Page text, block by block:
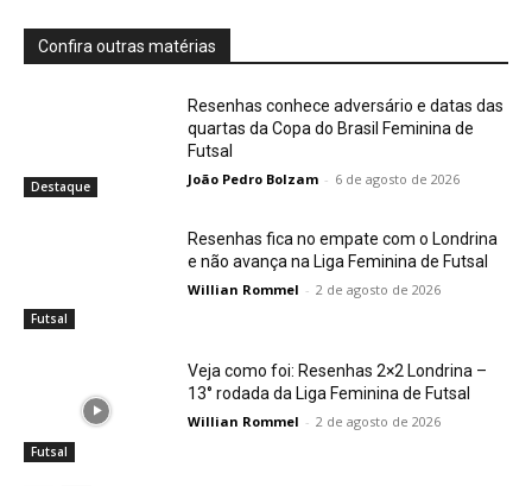
Confira outras matérias
Destaque
Resenhas conhece adversário e datas das
quartas da Copa do Brasil Feminina de
Futsal
João Pedro Bolzam - 6 de agosto de 2026
Futsal
Resenhas fica no empate com o Londrina
e não avança na Liga Feminina de Futsal
Willian Rommel - 2 de agosto de 2026
Futsal
Veja como foi: Resenhas 2×2 Londrina –
13° rodada da Liga Feminina de Futsal
Willian Rommel - 2 de agosto de 2026